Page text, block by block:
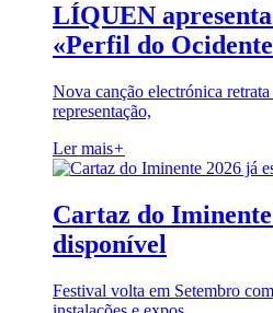
LÍQUEN
«Perfil do
Nova canção electrónica
representação,
Ler mais+
Cartaz do
disponível
Festival volta em Setembro